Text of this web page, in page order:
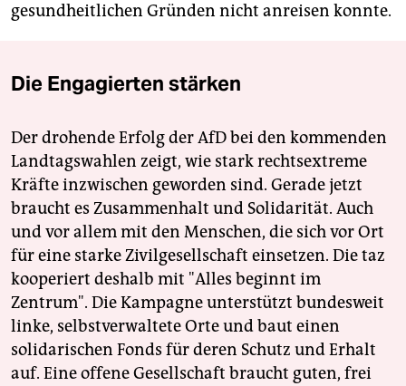
gesundheitlichen Gründen nicht anreisen konnte.
Die Engagierten stärken
Der drohende Erfolg der AfD bei den kommenden
Landtagswahlen zeigt, wie stark rechtsextreme
Kräfte inzwischen geworden sind. Gerade jetzt
braucht es Zusammenhalt und Solidarität. Auch
und vor allem mit den Menschen, die sich vor Ort
für eine starke Zivilgesellschaft einsetzen. Die taz
kooperiert deshalb mit "Alles beginnt im
Zentrum". Die Kampagne unterstützt bundesweit
linke, selbstverwaltete Orte und baut einen
solidarischen Fonds für deren Schutz und Erhalt
auf. Eine offene Gesellschaft braucht guten, frei